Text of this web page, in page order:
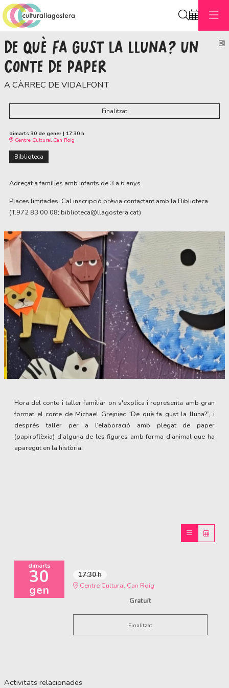
DE QUÈ FA GUST LA LLUNA? UN
CONTE DE PAPER
A CÀRREC DE VIDALFONT
Finalitzat
dimarts 30 de gener | 17:30 h
Centre Cultural Can Roig
Biblioteca
Adreçat a famílies amb infants de 3 a 6 anys.
Places limitades. Cal inscripció prèvia contactant amb la Biblioteca
(T.972 83 00 08; biblioteca@llagostera.cat)
Hora del conte i taller familiar on s'explica i representa amb gran
format el conte de Michael Grejniec “De què fa gust la lluna?”, i
després taller per a l’elaboració amb plegat de paper
(papiroflèxia) d’alguna de les figures amb forma d’animal que ha
aparegut en la història.
dimarts
30
gen
17:30 h
Centre Cultural Can Roig
Gratuït
Finalitzat
Activitats relacionades